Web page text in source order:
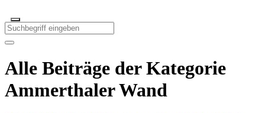
Alle Beiträge der Kategorie
Ammerthaler Wand